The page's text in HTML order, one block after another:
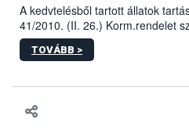
A kedvtelésből tartott állatok
41/2010. (II. 26.) Korm.rendelet
sérülés, illetve ennek veszélye
hatósági feladatokat, valamint a
vonni az ebek viselkedésének
TOVÁBB >